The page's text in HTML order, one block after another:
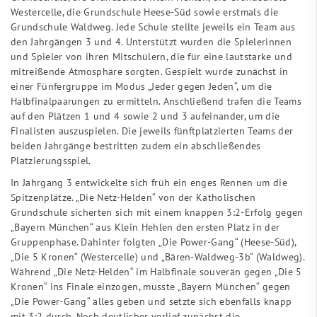
Westercelle, die Grundschule Heese-Süd sowie erstmals die
Grundschule Waldweg. Jede Schule stellte jeweils ein Team aus
den Jahrgängen 3 und 4. Unterstützt wurden die Spielerinnen
und Spieler von ihren Mitschülern, die für eine lautstarke und
mitreißende Atmosphäre sorgten. Gespielt wurde zunächst in
einer Fünfergruppe im Modus „Jeder gegen Jeden“, um die
Halbfinalpaarungen zu ermitteln. Anschließend trafen die Teams
auf den Plätzen 1 und 4 sowie 2 und 3 aufeinander, um die
Finalisten auszuspielen. Die jeweils fünftplatzierten Teams der
beiden Jahrgänge bestritten zudem ein abschließendes
Platzierungsspiel.
In Jahrgang 3 entwickelte sich früh ein enges Rennen um die
Spitzenplätze. „Die Netz-Helden“ von der Katholischen
Grundschule sicherten sich mit einem knappen 3:2-Erfolg gegen
„Bayern München“ aus Klein Hehlen den ersten Platz in der
Gruppenphase. Dahinter folgten „Die Power-Gang“ (Heese-Süd),
„Die 5 Kronen“ (Westercelle) und „Bären-Waldweg-3b“ (Waldweg).
Während „Die Netz-Helden“ im Halbfinale souverän gegen „Die 5
Kronen“ ins Finale einzogen, musste „Bayern München“ gegen
„Die Power-Gang“ alles geben und setzte sich ebenfalls knapp